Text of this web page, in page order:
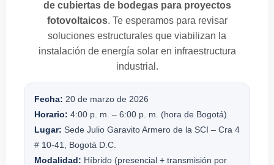
de cubiertas de bodegas para proyectos
fotovoltaicos. Te esperamos para revisar
soluciones estructurales que viabilizan la
instalación de energía solar en infraestructura
industrial.
Fecha: 20 de marzo de 2026
Horario: 4:00 p. m. – 6:00 p. m. (hora de Bogotá)
Lugar: Sede Julio Garavito Armero de la SCI – Cra 4
# 10-41, Bogotá D.C.
Modalidad: Híbrido (presencial + transmisión por